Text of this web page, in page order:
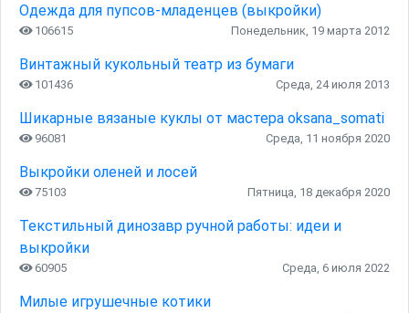
Одежда для пупсов-младенцев (выкройки)
106615 Понедельник, 19 марта 2012
Винтажный кукольный театр из бумаги
101436 Среда, 24 июля 2013
Шикарные вязаные куклы от мастера oksana_somati
96081 Среда, 11 ноября 2020
Выкройки оленей и лосей
75103 Пятница, 18 декабря 2020
Текстильный динозавр ручной работы: идеи и
выкройки
60905 Среда, 6 июля 2022
Милые игрушечные котики